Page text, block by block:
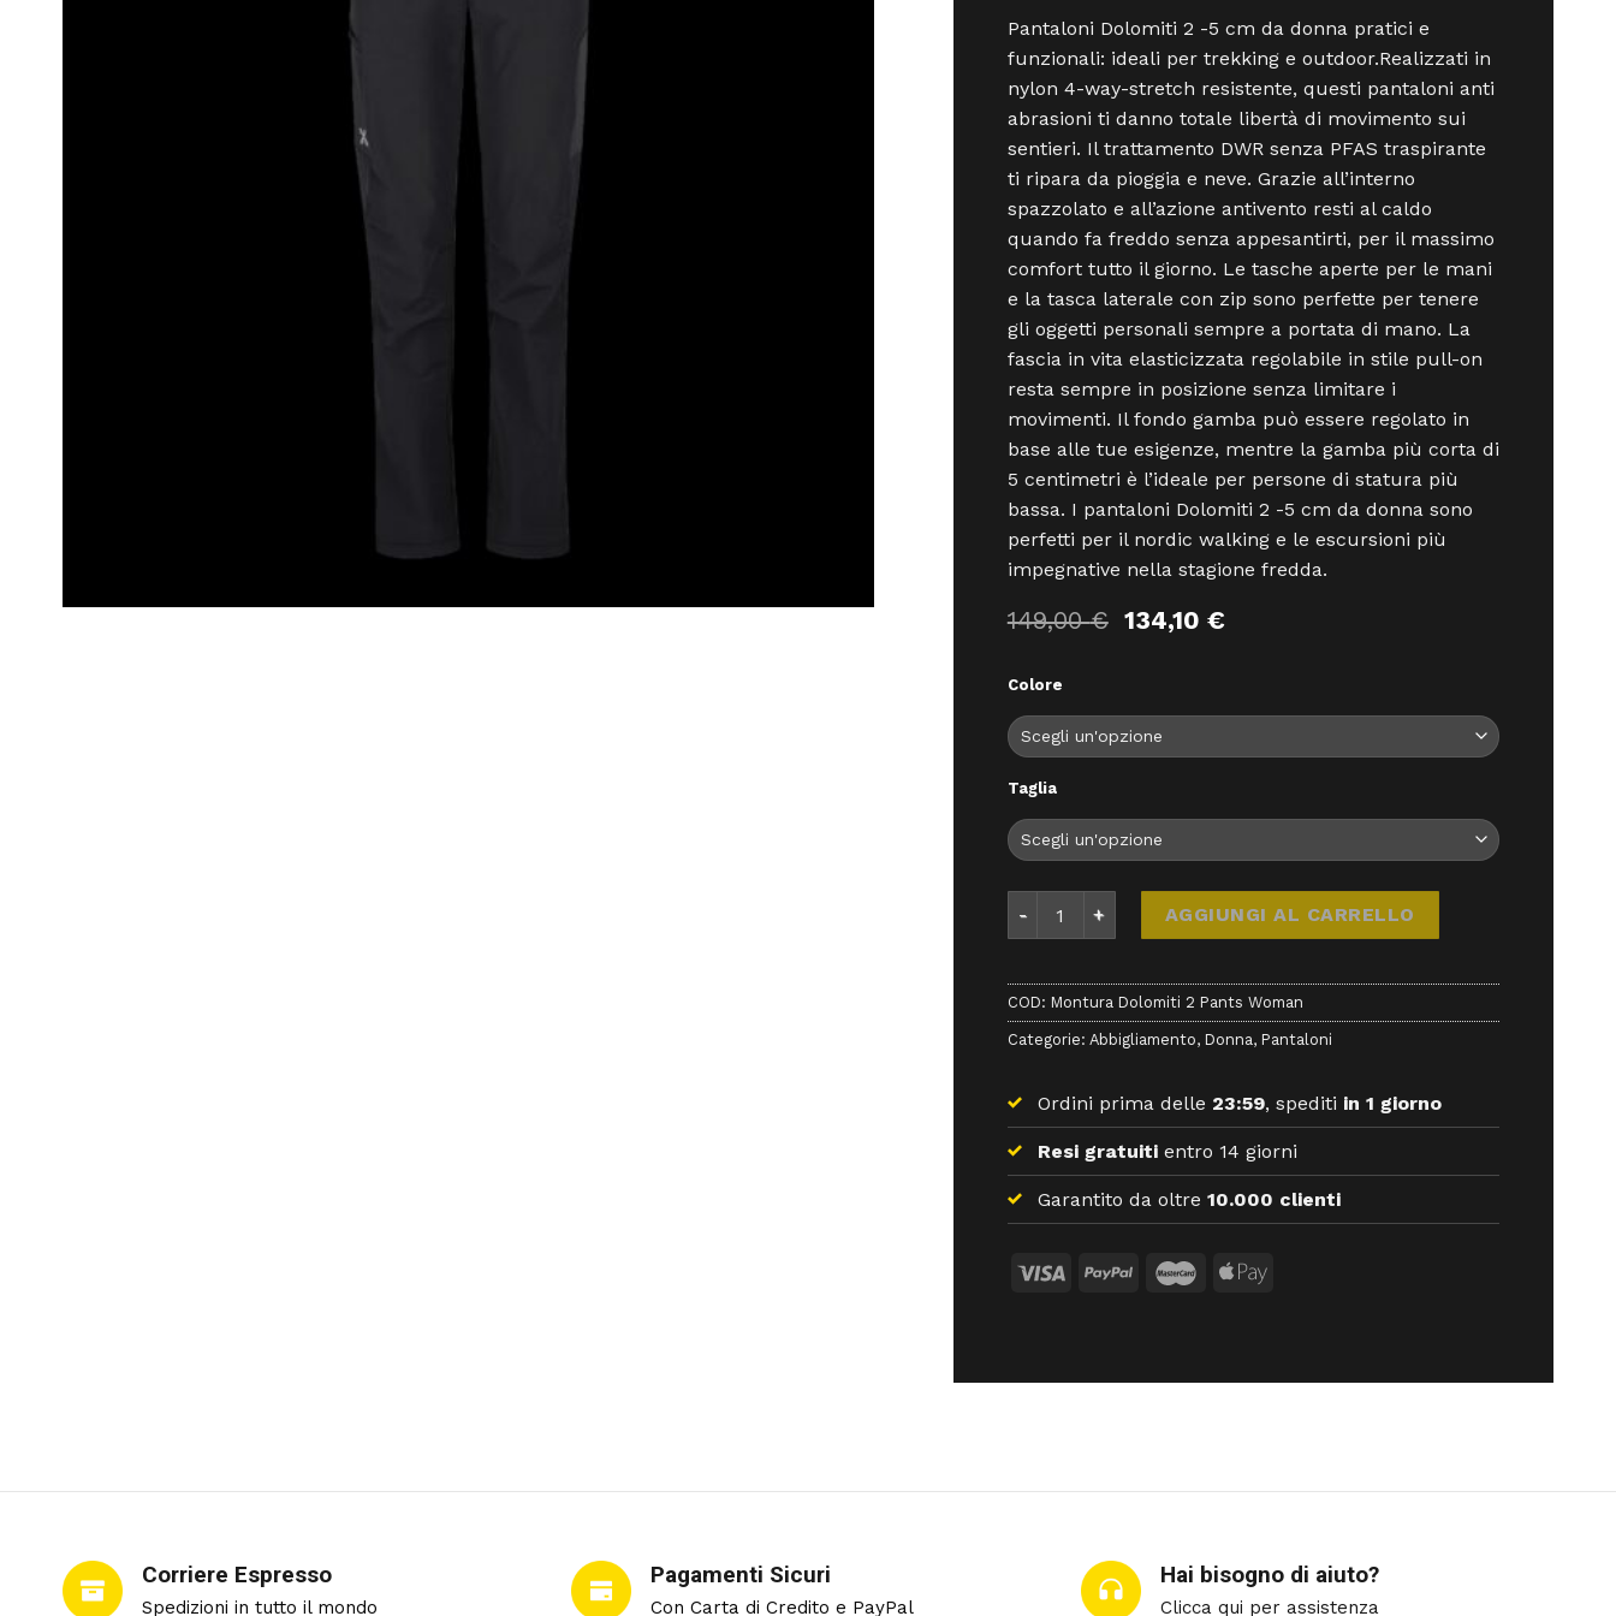
Pantaloni Dolomiti 2 -5 cm da donna pratici e
funzionali: ideali per trekking e outdoor.Realizzati in
nylon 4-way-stretch resistente, questi pantaloni anti
abrasioni ti danno totale libertà di movimento sui
sentieri. Il trattamento DWR senza PFAS traspirante
ti ripara da pioggia e neve. Grazie all’interno
spazzolato e all’azione antivento resti al caldo
quando fa freddo senza appesantirti, per il massimo
comfort tutto il giorno. Le tasche aperte per le mani
e la tasca laterale con zip sono perfette per tenere
gli oggetti personali sempre a portata di mano. La
fascia in vita elasticizzata regolabile in stile pull-on
resta sempre in posizione senza limitare i
movimenti. Il fondo gamba può essere regolato in
base alle tue esigenze, mentre la gamba più corta di
5 centimetri è l’ideale per persone di statura più
bassa. I pantaloni Dolomiti 2 -5 cm da donna sono
perfetti per il nordic walking e le escursioni più
impegnative nella stagione fredda.
149,00€ Il
prezzo
149,00 €.
134,10 €Il
134,10 €.
Colore
Taglia
AGGIUNGI AL CARRELLO
COD: Montura Dolomiti 2 Pants Woman
Categorie: Abbigliamento, Donna, Pantaloni
Ordini prima delle 23:59, spediti in 1 giorno
Resi gratuitientro 14 giorni
Garantito da oltre 10.000 clienti
Corriere Espresso
Spedizioni in tutto il mondo
Pagamenti Sicuri
Con Carta di Credito e PayPal
Hai bisogno di aiuto?
Clicca qui per assistenza